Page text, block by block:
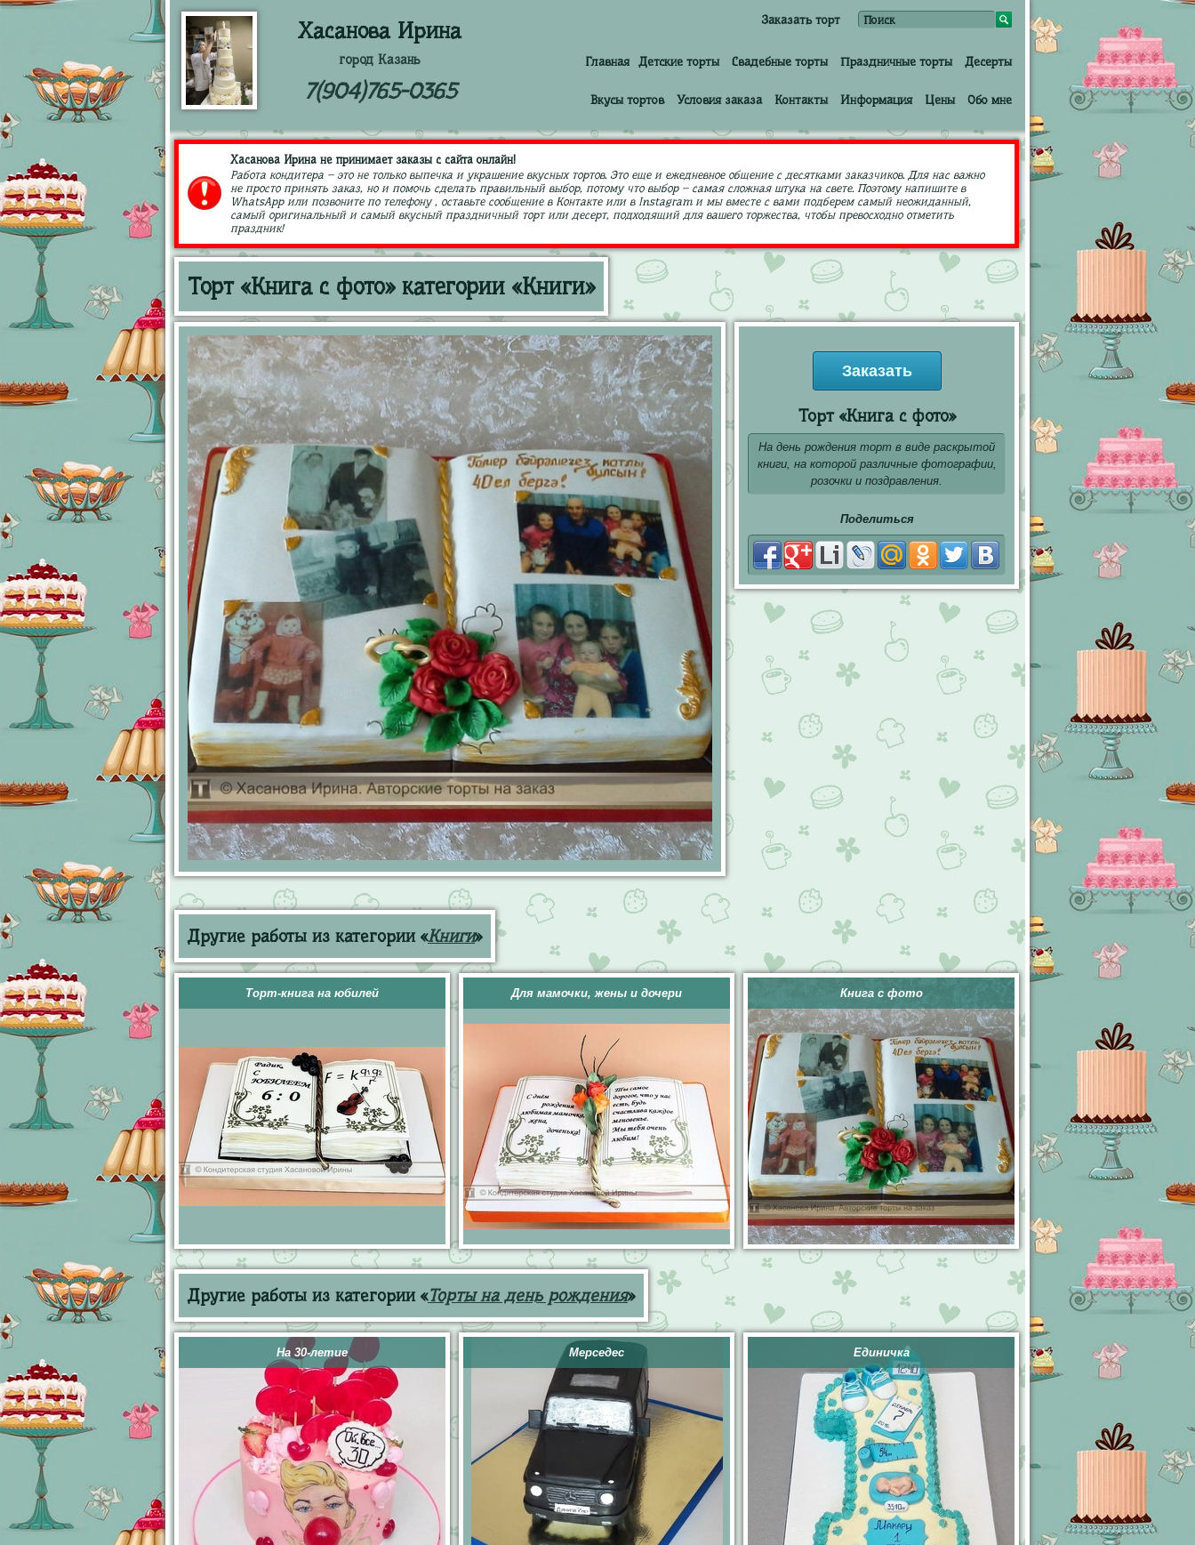
Хасанова Ирина
город Казань
7(904)765-0365
Заказать торт
Главная Детские торты Свадебные торты Праздничные торты Десерты
Вкусы тортов Условия заказа Контакты Информация Цены Обо мне
Хасанова Ирина не принимает заказы с сайта онлайн!
Работа кондитера – это не только выпечка и украшение вкусных тортов. Это еще и ежедневное общение с десятками заказчиков. Для нас важно
не просто принять заказ, но и помочь сделать правильный выбор, потому что выбор – самая сложная штука на свете. Поэтому напишите в
WhatsApp или позвоните по телефону , оставьте сообщение в Контакте или в Instagram и мы вместе с вами подберем самый неожиданный,
самый оригинальный и самый вкусный праздничный торт или десерт, подходящий для вашего торжества, чтобы превосходно отметить
праздник!
Торт «Книга с фото» категории «Книги»
Заказать
Торт «Книга с фото»
На день рождения торт в виде раскрытой
книги, на которой различные фотографии,
розочки и поздравления.
Поделиться
Другие работы из категории «Книги»
Торт-книга на юбилей Для мамочки, жены и дочери Книга с фото
Другие работы из категории «Торты на день рождения»
На 30-летие Мерседес Единичка